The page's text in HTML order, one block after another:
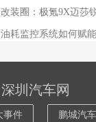
装圈：极氪9X迈莎
耗监控系统如何赋
深圳汽车网
事件 鹏城汽